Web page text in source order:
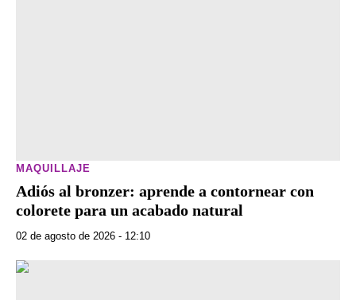
MAQUILLAJE
Adiós al bronzer: aprende a contornear con
colorete para un acabado natural
02 de agosto de 2026 - 12:10